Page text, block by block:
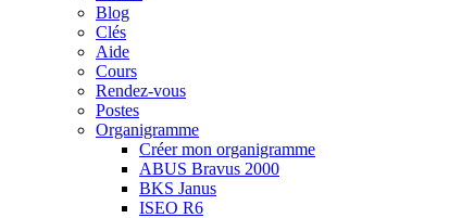
Blog
Clés
Aide
Cours
Rendez-vous
Postes
Organigramme
Créer mon organigramme
ABUS Bravus 2000
BKS Janus
ISEO R6